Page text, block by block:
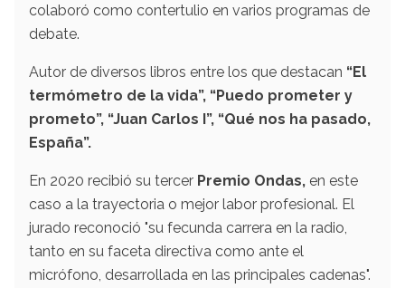
colaboró como contertulio en varios programas de
debate.
Autor de diversos libros entre los que destacan “El
termómetro de la vida”, “Puedo prometer y
prometo”, “Juan Carlos I”, “Qué nos ha pasado,
España”.
En 2020 recibió su tercer Premio Ondas, en este
caso a la trayectoria o mejor labor profesional. El
jurado reconoció "su fecunda carrera en la radio,
tanto en su faceta directiva como ante el
micrófono, desarrollada en las principales cadenas".